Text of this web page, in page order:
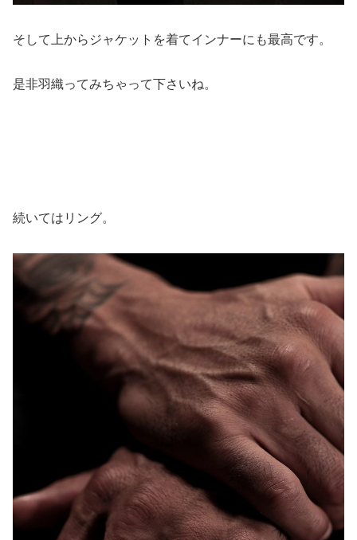
そして上からジャケットを着てインナーにも最高です。
是非羽織ってみちゃって下さいね。
続いてはリング。